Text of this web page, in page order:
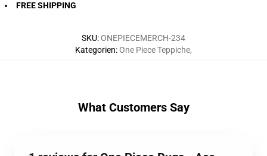
FREE SHIPPING
SKU:ONEPIECEMERCH-234
Kategorien:One Piece Teppiche,
What Customers Say